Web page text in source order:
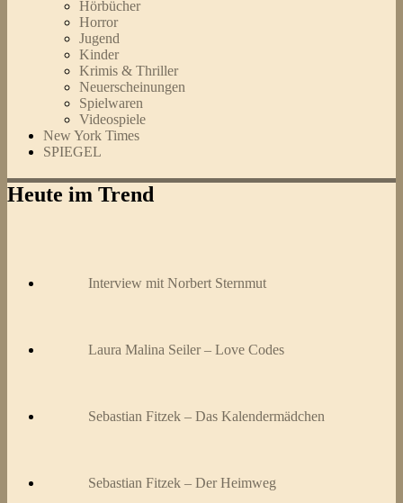
Hörbücher
Horror
Jugend
Kinder
Krimis & Thriller
Neuerscheinungen
Spielwaren
Videospiele
New York Times
SPIEGEL
Heute im Trend
Interview mit Norbert Sternmut
Laura Malina Seiler – Love Codes
Sebastian Fitzek – Das Kalendermädchen
Sebastian Fitzek – Der Heimweg